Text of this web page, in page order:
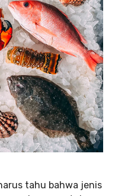
tahu bahwa jenis